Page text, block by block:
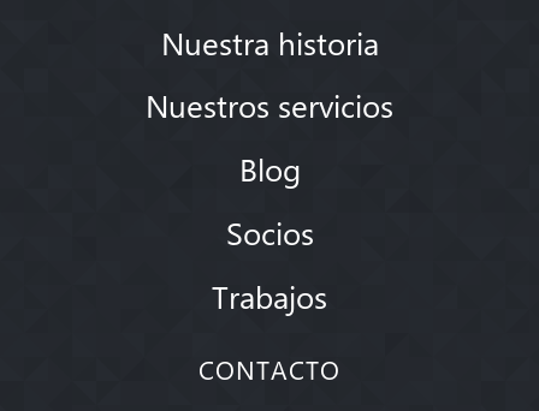
Nuestra historia
Nuestros servicios
Blog
Socios
Trabajos
CONTACTO